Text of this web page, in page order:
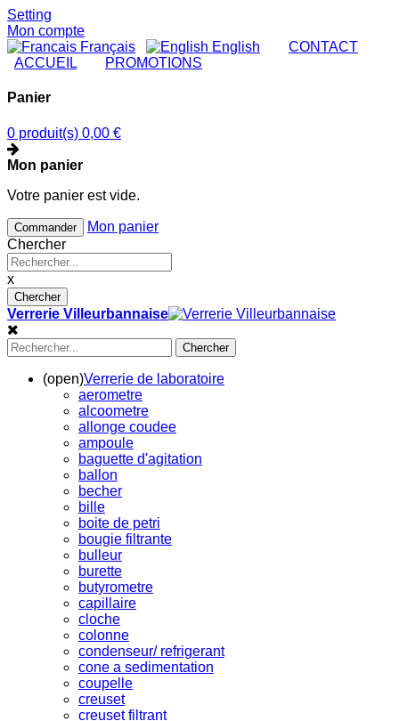
Setting
Mon compte
Français
English CONTACT
ACCUEIL
PROMOTIONS
Panier
0 produit(s) 0,00 €
Mon panier
Votre panier est vide.
Commander
Mon panier
Chercher
x
Chercher
Verrerie Villeurbannaise
Chercher
(open)Verrerie de laboratoire
aerometre
alcoometre
allonge coudee
ampoule
baguette d'agitation
ballon
becher
bille
boite de petri
bougie filtrante
bulleur
burette
butyrometre
capillaire
cloche
colonne
condenseur/ refrigerant
cone a sedimentation
coupelle
creuset
creuset filtrant